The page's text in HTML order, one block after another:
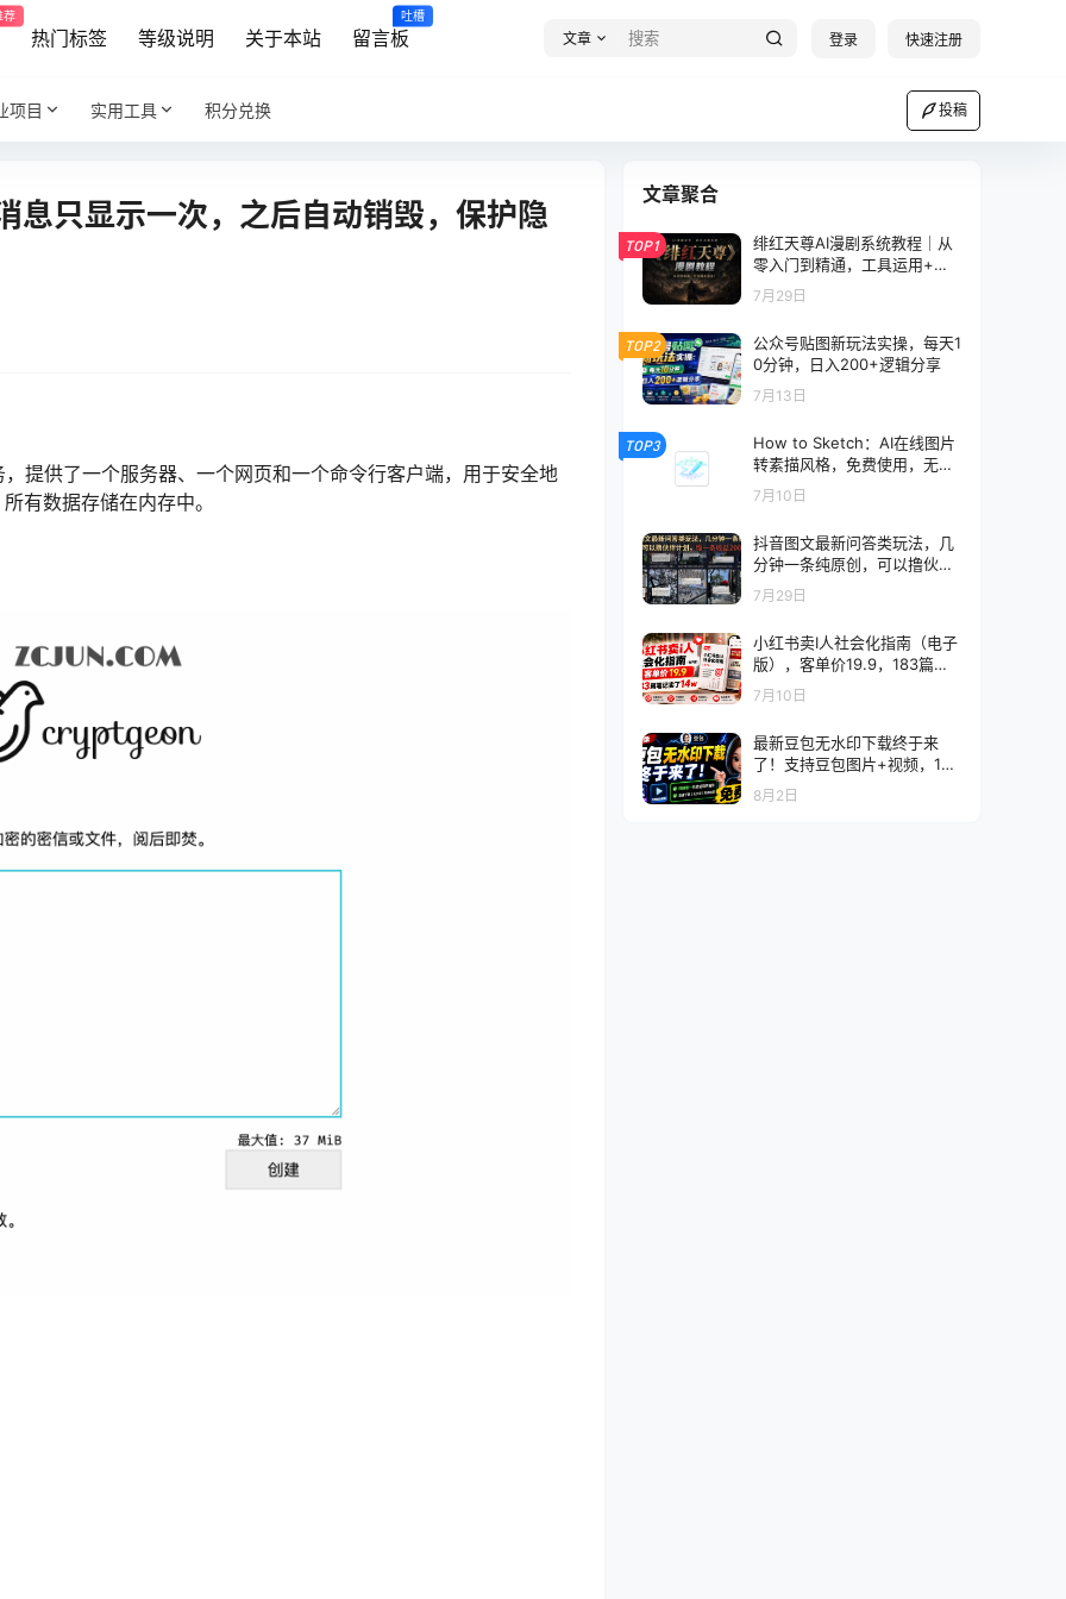
荐
热门标签 等级说明 关于本站 留言板
吐槽
文章 登录 快速注册
项目 实用工具 积分兑换 投稿
只显示一次，之后自动销毁，保护隐
提供了一个服务器、一个网页和一个命令行客户端，用于安全地
有数据存储在内存中。
文章聚合
TOP1
绯红天尊AI漫剧系统教程｜从
零入门到精通，工具运用+剧
本创作+爆款逻辑+提示词素材
+镜头剪辑，全套爆款漫剧落
7月29日
TOP2
公众号贴图新玩法实操，每天1
0分钟，日入200+逻辑分享
7月13日
TOP3
How to Sketch：AI在线图片
转素描风格，免费使用，无需
注册
7月10日
抖音图文最新问答类玩法，几
分钟一条纯原创，可以撸伙伴
计划，爆一条收益200+
7月29日
小红书卖I人社会化指南（电子
版），客单价19.9，183篇笔
记卖了14w
7月10日
最新豆包无水印下载终于来
了！支持豆包图片+视频，15
秒视频配置本地账户管理及批
量下载，浏览器插件（更新08
8月2日